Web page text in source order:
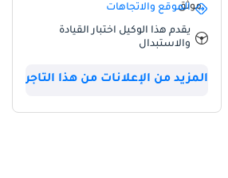
الموقع والاتجاهات
يقدم هذا الوكيل اختبار القيادة
والاستبدال
المزيد من الإعلانات من هذا التاجر